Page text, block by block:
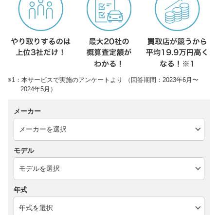
※1：本サービスで実施のアンケートより （回答期間：2023年6月〜
2024年5月）
メーカー
モデル
年式